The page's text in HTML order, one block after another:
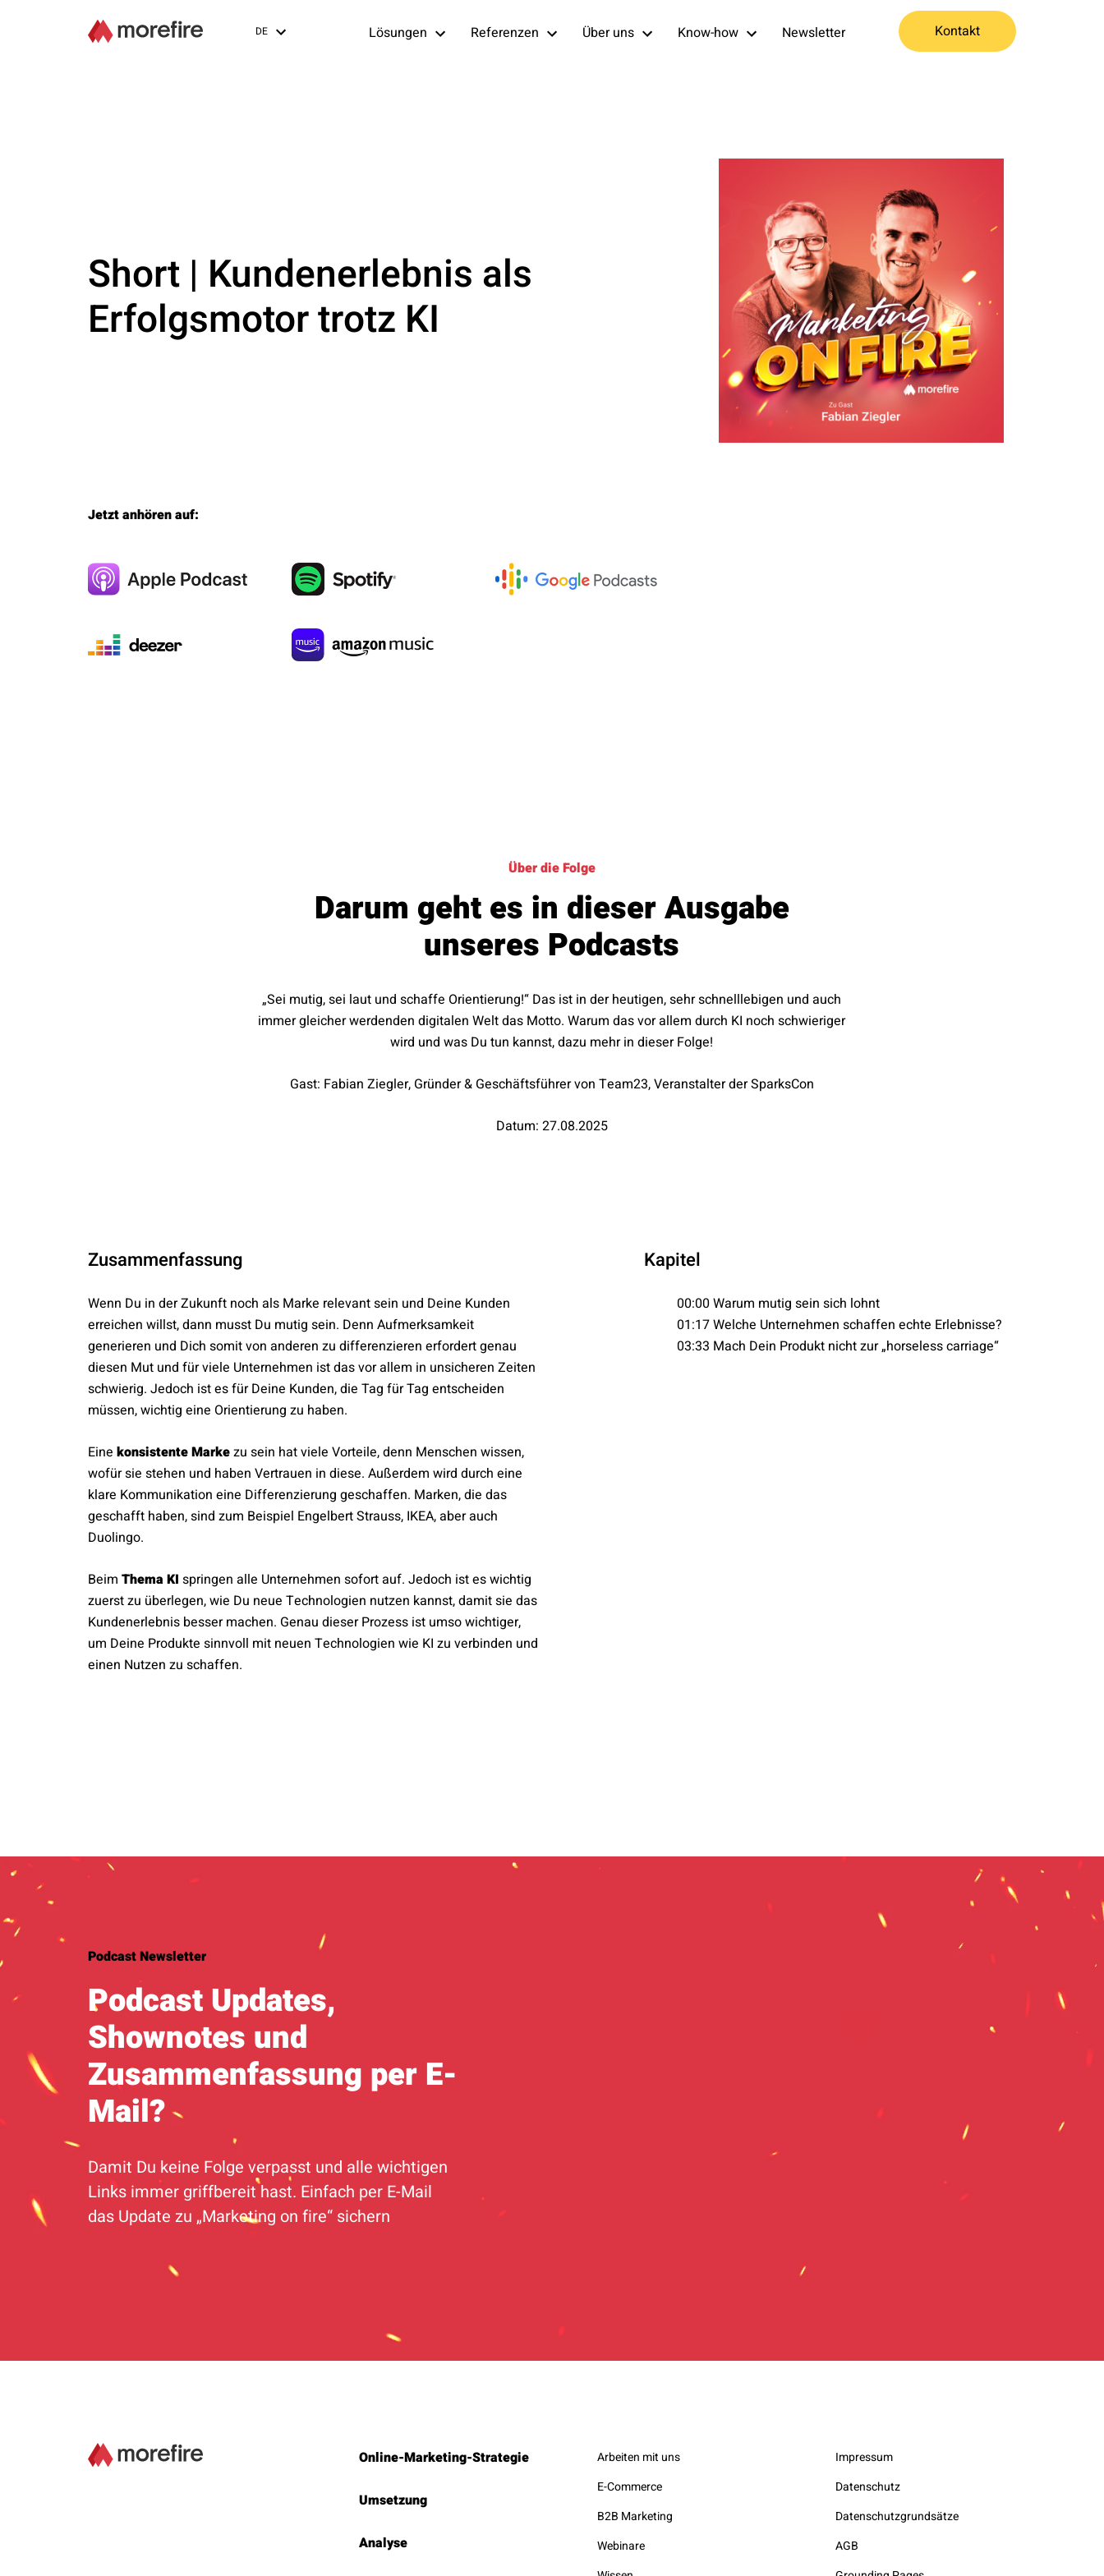
DE Lösungen Referenzen Über uns Know-how Newsletter Kontakt
Short | Kundenerlebnis als
Erfolgsmotor trotz KI
Jetzt anhören auf:
Über die Folge
Darum geht es in dieser Ausgabe
unseres Podcasts
„Sei mutig, sei laut und schaffe Orientierung!“ Das ist in der heutigen, sehr schnelllebigen und auch
immer gleicher werdenden digitalen Welt das Motto. Warum das vor allem durch KI noch schwieriger
wird und was Du tun kannst, dazu mehr in dieser Folge!
Gast: Fabian Ziegler, Gründer & Geschäftsführer von Team23, Veranstalter der SparksCon
Datum: 27.08.2025
Zusammenfassung
Wenn Du in der Zukunft noch als Marke relevant sein und Deine Kunden
erreichen willst, dann musst Du mutig sein. Denn Aufmerksamkeit
generieren und Dich somit von anderen zu differenzieren erfordert genau
diesen Mut und für viele Unternehmen ist das vor allem in unsicheren Zeiten
schwierig. Jedoch ist es für Deine Kunden, die Tag für Tag entscheiden
müssen, wichtig eine Orientierung zu haben.
Eine konsistente Markezu sein hat viele Vorteile, denn Menschen wissen,
wofür sie stehen und haben Vertrauen in diese. Außerdem wird durch eine
klare Kommunikation eine Differenzierung geschaffen. Marken, die das
geschafft haben, sind zum Beispiel Engelbert Strauss, IKEA, aber auch
Duolingo.
Beim Thema KI springen alle Unternehmen sofort auf. Jedoch ist es wichtig
zuerst zu überlegen, wie Du neue Technologien nutzen kannst, damit sie das
Kundenerlebnis besser machen. Genau dieser Prozess ist umso wichtiger,
um Deine Produkte sinnvoll mit neuen Technologien wie KI zu verbinden und
einen Nutzen zu schaffen.
Kapitel
00:00 Warum mutig sein sich lohnt
01:17 Welche Unternehmen schaffen echte Erlebnisse?
03:33 Mach Dein Produkt nicht zur „horseless carriage“
Podcast Newsletter
Podcast Updates,
Shownotes und
Zusammenfassung per E-
Mail?
Damit Du keine Folge verpasst und alle wichtigen
Links immer griffbereit hast. Einfach per E-Mail
das Update zu „Marketing on fire“ sichern
Online-Marketing-Strategie
Umsetzung
Analyse
Arbeiten mit uns
E-Commerce
B2B Marketing
Webinare
Impressum
Datenschutz
Datenschutzgrundsätze
AGB